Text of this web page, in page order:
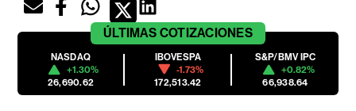
ÚLTIMAS COTIZACIONES
NASDAQ
+1.30%
26,690.62
IBOVESPA
-1.73%
172,513.42
S&P/BMV IPC
+0.82%
66,938.64